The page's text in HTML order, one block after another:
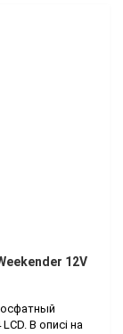
12V
В описі на